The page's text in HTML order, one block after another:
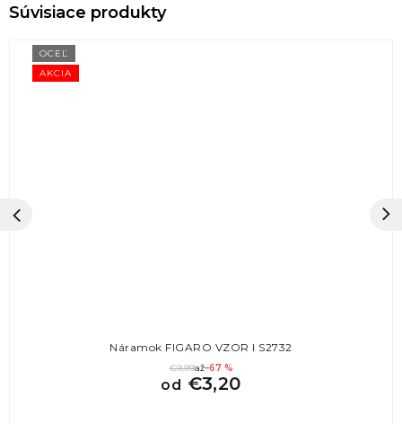
AKCIA
OCEĽ
Náramok FIGARO VZOR I S2732
€9,99až–67 %
od €3,20